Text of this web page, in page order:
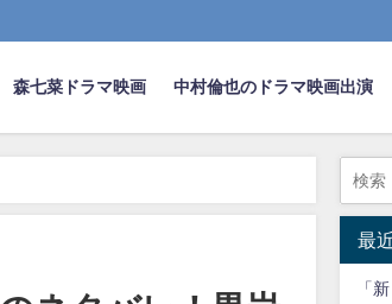
森七菜ドラマ映画 中村倫也のドラマ映画出演
最
「